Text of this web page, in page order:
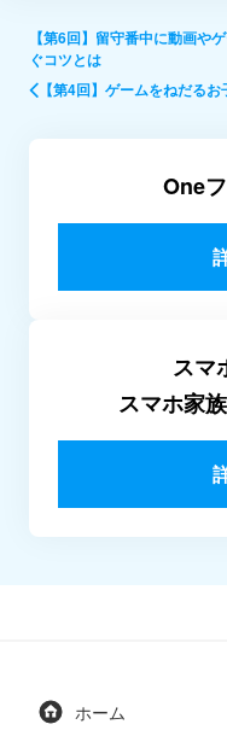
【第6回】留守番中に動画や
ぐコツとは
【第4回】ゲームをねだる
One
スマ
スマホ家
ホーム